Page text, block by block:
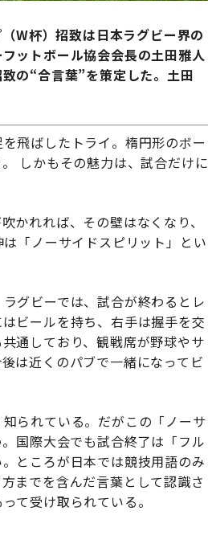
W杯）招致は日本ラグビー界の
ットボール協会会長の土田雅人
の“合言葉”を策定した。土田
飛ばしたトライ。楕円形のボー
しかもその魅力は、試合だけに
かれれば、その壁はなくなり、
「ノーサイドスピリット」とい
グビーでは、試合が終わるとレ
ビールを持ち、右手は握手を交
通しており、観戦席が野球やサ
は近くのパブで一緒になってビ
られている。だがこの「ノーサ
国際大会でも試合終了は「フル
ところが日本では競技用語のみ
までを含んだ言葉として認識さ
て受け取られている。